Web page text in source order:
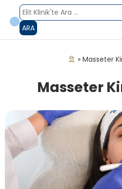
ARA
» Masseter
Masseter